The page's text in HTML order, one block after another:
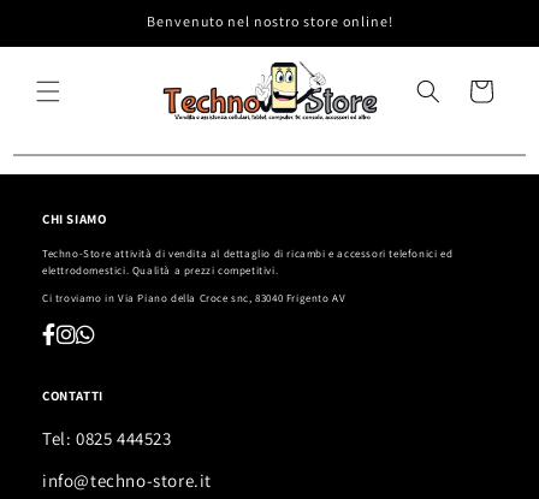
ai contenuti
Benvenuto nel nostro store online!
Carrello
CHI SIAMO
Techno-Store attività di vendita al dettaglio di ricambi e accessori telefonici ed
elettrodomestici. Qualità a prezzi competitivi.
Ci troviamo in Via Piano della Croce snc, 83040 Frigento AV
CONTATTI
Tel: 0825 444523
info@techno-store.it